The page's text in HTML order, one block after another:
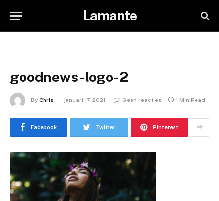
Lamante
goodnews-logo-2
By Chris januari 17, 2021 Geen reacties 1 Min Read
Facebook Twitter Pinterest